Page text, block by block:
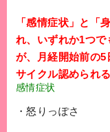
「感情症状」と「
れ、いずれか1つ
が、月経開始前の5
サイクル認められ
感情症状
・怒りっぽさ